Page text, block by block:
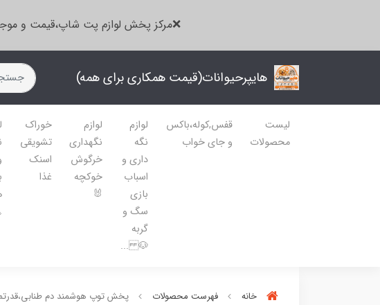
❌مرکز پخش لوازم پت شاپ،قیمت و
هایپرحیوانات(قیمت همکاری برای همه)
لیست
محصولات
قفس,کوله،باکس
و جای خواب
لوازم
نگه
داری و
اسباب
بازی
سگ و
گربه
🐶 ...
لوازم
نگهداری
خرگوش
خوکچه
🐰
خوراک
تشویقی
اسنک
غذا
خانه فهرست محصولات پخش توپ هوشمند دم